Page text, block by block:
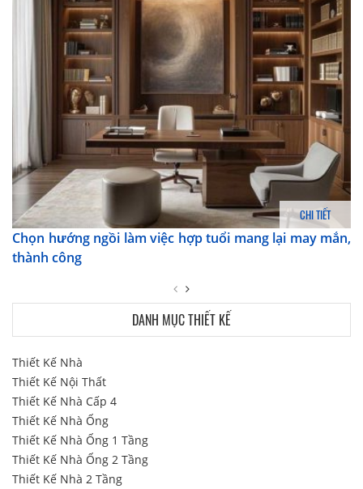
CHI TIẾT
Chọn hướng ngồi làm việc hợp tuổi mang lại may mắn,
thành công
DANH MỤC THIẾT KẾ
Thiết Kế Nhà
Thiết Kế Nội Thất
Thiết Kế Nhà Cấp 4
Thiết Kế Nhà Ống
Thiết Kế Nhà Ống 1 Tầng
Thiết Kế Nhà Ống 2 Tầng
Thiết Kế Nhà 2 Tầng